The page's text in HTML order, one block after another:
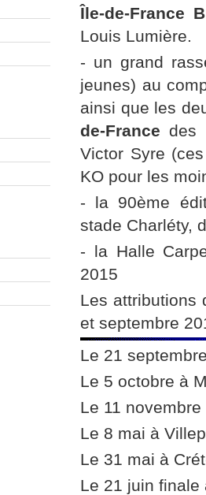
Île-de-France
Louis Lumière.
- un grand
jeunes) au
ainsi que les
de-France des
Victor Syre
KO pour les
- la 90ème
stade Charléty,
- la Halle
2015
Les attributions
et septembre
Le 21
Le 5 octobre à
Le 11
Le 8 mai à
Le 31 mai à
Le 21 juin finale